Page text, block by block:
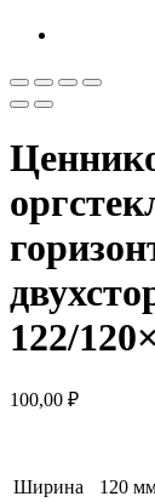
122/
100,00 ₽
Ширина
120